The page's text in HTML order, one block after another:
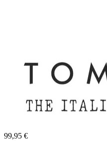
99,95 €